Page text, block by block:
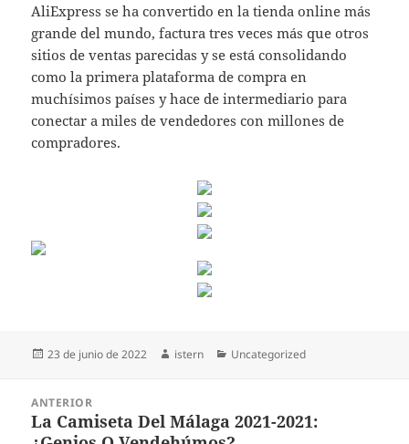
AliExpress se ha convertido en la tienda online más
grande del mundo, factura tres veces más que otros
sitios de ventas parecidas y se está consolidando
como la primera plataforma de compra en
muchísimos países y hace de intermediario para
conectar a miles de vendedores con millones de
compradores.
Publicado
23 de junio de 2022 Autor
istern Categorías
Uncategorized
entradas
ANTERIOR
Entrada
La Camiseta Del Málaga 2021-2021: